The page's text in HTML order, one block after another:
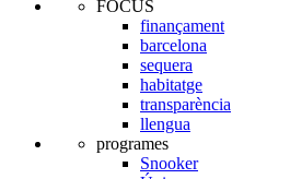
FOCUS
finançament
barcelona
sequera
habitatge
transparència
llengua
programes
Snooker